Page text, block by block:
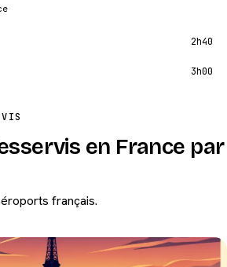
2h40
3h00
en France par
français.